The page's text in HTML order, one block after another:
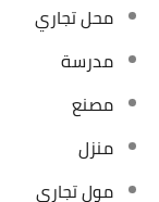
محل تجاري
مدرسة
مصنع
منزل
مول تجاري